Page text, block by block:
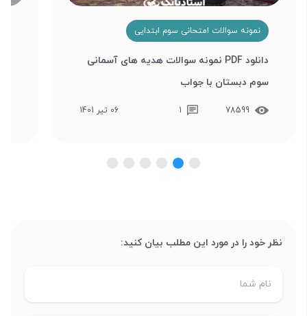
نمونه سوالات امتحانی سوم ابتدایی
دانلود PDF نمونه سوالات هدیه های آسمانی
سوم دبستان با جواب
78599
1 06 تیر 1401
نظر خود را در مورد این مطلب بیان کنید: